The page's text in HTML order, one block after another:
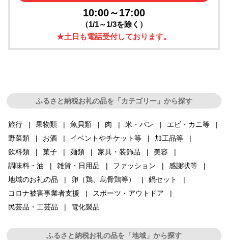
10:00～17:00
（1/1～1/3を除く）
★土日も電話受付しております。
ふるさと納税お礼の品を「カテゴリー」から探す
旅行 果物類 魚貝類 肉 米・パン
エビ・カニ等
野菜類
お酒 イベントやチケット等
加工品等
飲料類
菓子 麺類 家具・装飾品
美容
調味料・油
雑貨・日用品 ファッション
感謝状等
地域のお礼の品
卵（鶏、烏骨鶏等）
鍋セット
コロナ被害事業者支援
スポーツ・アウトドア
民芸品・工芸品
電化製品
ふるさと納税お礼の品を「地域」から探す